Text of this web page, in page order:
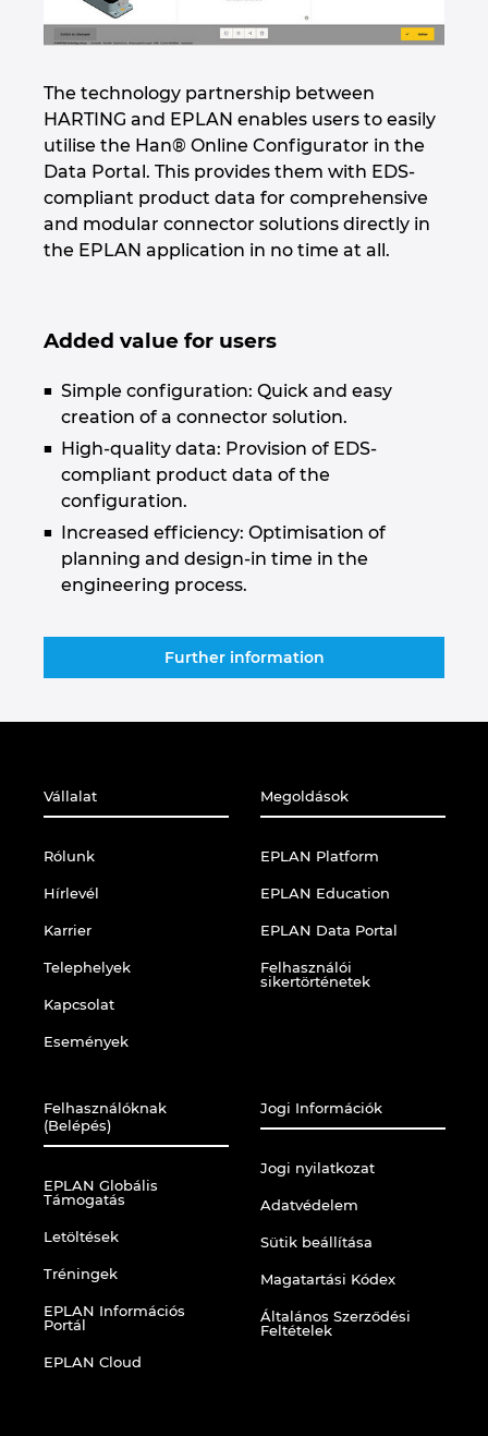
The technology partnership between
HARTING and EPLAN enables users to easily
utilise the Han® Online Configurator in the
Data Portal. This provides them with EDS-
compliant product data for comprehensive
and modular connector solutions directly in
the EPLAN application in no time at all.
Added value for users
Simple configuration: Quick and easy
creation of a connector solution.
High-quality data: Provision of EDS-
compliant product data of the
configuration.
Increased efficiency: Optimisation of
planning and design-in time in the
engineering process.
Further information
Vállalat
Rólunk
Hírlevél
Karrier
Telephelyek
Kapcsolat
Események
Megoldások
EPLAN Platform
EPLAN Education
EPLAN Data Portal
Felhasználói
sikertörténetek
Felhasználóknak
(Belépés)
EPLAN Globális
Támogatás
Letöltések
Tréningek
EPLAN Információs
Portál
EPLAN Cloud
Jogi Információk
Jogi nyilatkozat
Adatvédelem
Sütik beállítása
Magatartási Kódex
Általános Szerződési
Feltételek